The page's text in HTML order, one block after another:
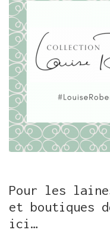
Pour les
et boutiques
ici…